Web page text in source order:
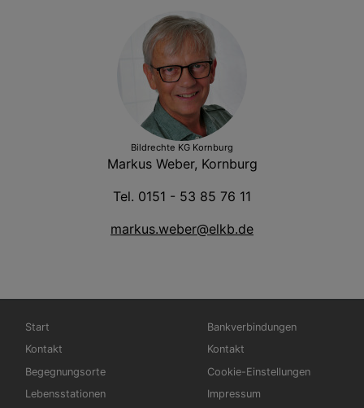
Bildrechte KG Kornburg
Markus Weber, Kornburg
Tel. 0151 - 53 85 76 11
markus.weber@elkb.de
Hauptnavigation
Start
Kontakt
Begegnungsorte
Lebensstationen
Fußbereichsmenü
Bankverbindungen
Kontakt
Cookie-Einstellungen
Impressum